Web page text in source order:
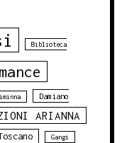
Biblioteca
Damiano
ARIANNA
Gangi